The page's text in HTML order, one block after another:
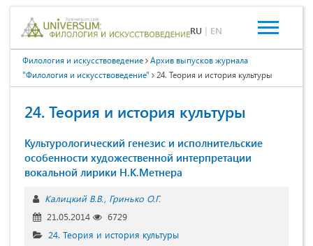
RU | EN
Филология и искусствоведение
Архив выпусков журнала
"Филология и искусствоведение"
24. Теория и история культуры
24. Теория и история культуры
Культурологический генезис и исполнительские
особенности художественной интерпретации
вокальной лирики Н.К.Метнера
Калицкий В.В. Гринько О.Г.
21.05.2014
6729
24. Теория и история культуры